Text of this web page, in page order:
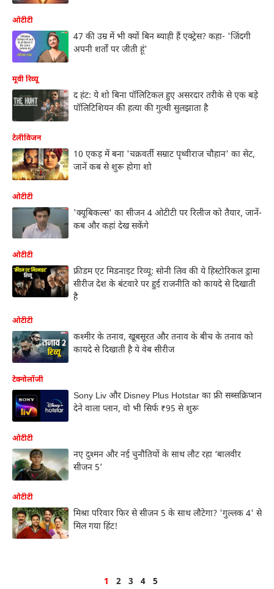
ओटीटी
47 की उम्र में भी क्यों बिन ब्याही हैं एक्ट्रेस? कहा- 'जिंदगी
अपनी शर्तों पर जीती हूं'
मूवी रिव्यू
द हंट: ये शो बिना पॉलिटिकल हुए असरदार तरीके से एक बड़े
पॉलिटिशियन की हत्या की गुत्थी सुलझाता है
टेलीविजन
10 एकड़ में बना 'चक्रवर्ती सम्राट पृथ्वीराज चौहान' का सेट,
जानें कब से शुरू होगा शो
ओटीटी
'क्यूबिकल्स' का सीजन 4 ओटीटी पर रिलीज को तैयार, जानें-
कब और कहां देख सकेंगे
ओटीटी
फ्रीडम एट मिडनाइट रिव्यू: सोनी लिव की ये हिस्टोरिकल ड्रामा
सीरीज देश के बंटवारे पर हुई राजनीति को कायदे से दिखाती
है
ओटीटी
कश्मीर के तनाव, खूबसूरत और तनाव के बीच के तनाव को
कायदे से दिखाती है ये वेब सीरीज
टेक्नोलॉजी
Sony Liv और Disney Plus Hotstar का फ्री सब्सक्रिप्शन
देने वाला प्लान, वो भी सिर्फ ₹95 से शुरू
ओटीटी
नए दुश्मन और नई चुनौतियों के साथ लौट रहा ‘बालवीर
सीजन 5’
ओटीटी
मिश्रा परिवार फिर से सीजन 5 के साथ लौटेगा? 'गुल्लक 4' से
मिल गया हिंट!
1 2 3 4 5